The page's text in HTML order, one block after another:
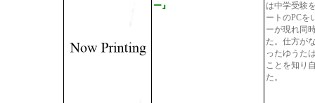
ー』
は中学受験
ートのPCを
ーが現れ同
た。仕方が
ったゆうた
ことを知り
た。